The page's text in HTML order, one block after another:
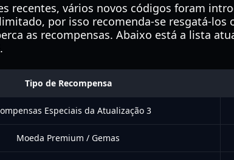
recentes, vários novos códigos foram
por isso recomenda-se resgatá-los
as recompensas. Abaixo está a lista
Tipo de Recompensa
Especiais da Atualização 3
Moeda Premium / Gemas